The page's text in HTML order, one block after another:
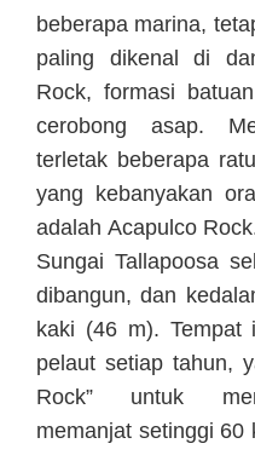
beberapa marina,
paling dikenal di
Rock, formasi
cerobong asap.
terletak beberapa
yang kebanyakan
adalah Acapulco
Sungai Tallapoosa
dibangun, dan
kaki (46 m). Tempat
pelaut setiap tahun,
Rock” untuk
memanjat setinggi 60